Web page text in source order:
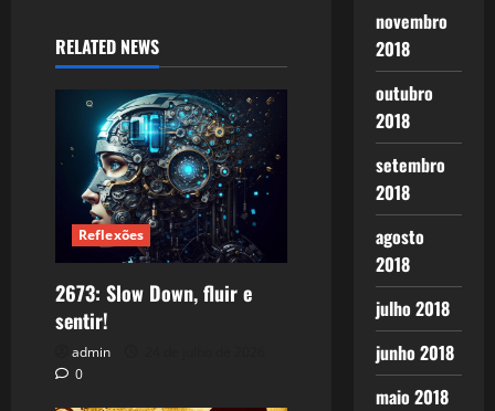
RELATED NEWS
Reflexões
2673: Slow Down, fluir e
sentir!
admin
0
novembro
2018
outubro
2018
setembro
2018
agosto
2018
julho 2018
junho 2018
maio 2018